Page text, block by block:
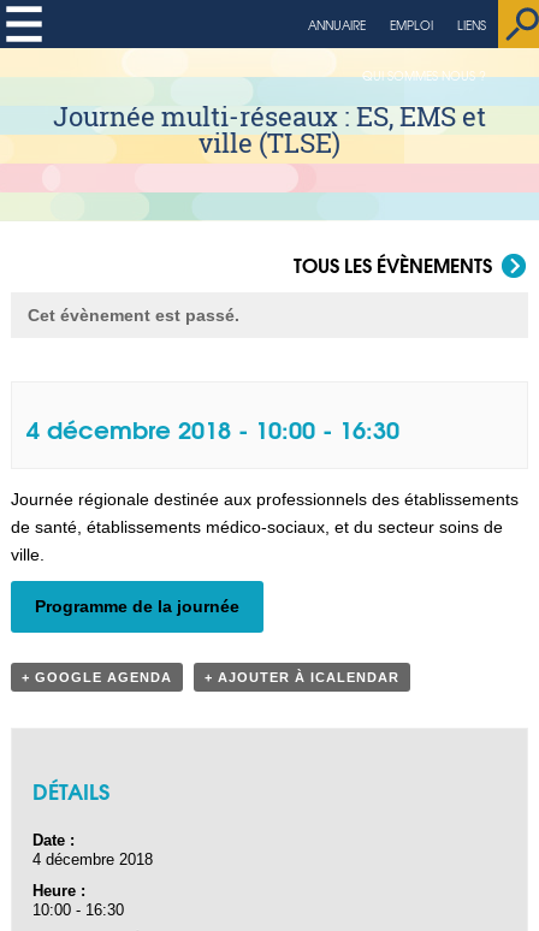
LIENS
EMPLOI
ANNUAIRE
QUI SOMMES NOUS ?
Journée multi-réseaux : ES, EMS et
ville (TLSE)
TOUS LES ÉVÈNEMENTS
Cet évènement est passé.
4 décembre 2018 - 10:00- 16:30
Navigation Évènement
Journée régionale destinée aux professionnels des établissements
de santé, établissements médico-sociaux, et du secteur soins de
ville.
Programme de la journée
+ GOOGLE AGENDA + AJOUTER À ICALENDAR
DÉTAILS
Date :
4 décembre 2018
Heure :
10:00 - 16:30